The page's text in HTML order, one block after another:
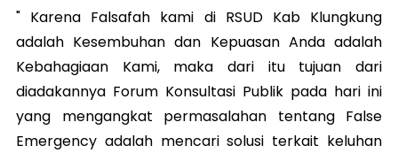
" Karena Falsafah kami di RSUD Kab Klungkung
adalah Kesembuhan dan Kepuasan Anda adalah
Kebahagiaan Kami, maka dari itu tujuan dari
diadakannya Forum Konsultasi Publik pada hari ini
yang mengangkat permasalahan tentang False
Emergency adalah mencari solusi terkait keluhan